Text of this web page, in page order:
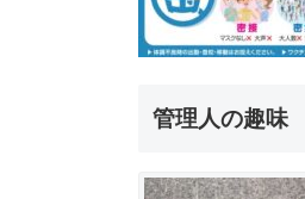
管理人の趣味